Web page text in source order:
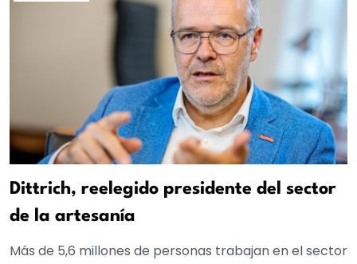
Dittrich, reelegido presidente del sector
de la artesanía
Más de 5,6 millones de personas trabajan en el sector